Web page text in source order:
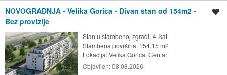
NOVOGRADNJA - Velika Gorica - Divan stan od 154m2 -
Bez provizije
Stan u stambenoj zgradi, 4. kat
Stambena površina: 154.15 m2
Lokacija:Velika Gorica, Centar
Objavljen:08.08.2026.